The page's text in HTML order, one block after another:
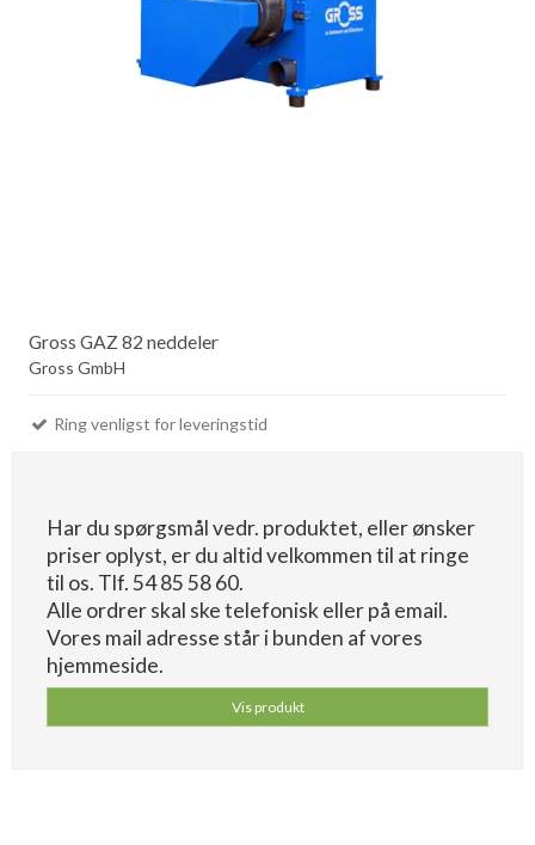
Gross GAZ 82 neddeler
Gross GmbH
Ring venligst for leveringstid
Har du spørgsmål vedr. produktet, eller ønsker
priser oplyst, er du altid velkommen til at ringe
til os. Tlf. 54 85 58 60.
Alle ordrer skal ske telefonisk eller på email.
Vores mail adresse står i bunden af vores
hjemmeside.
Vis produkt